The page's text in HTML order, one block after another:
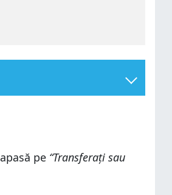
pe “Transferați sau